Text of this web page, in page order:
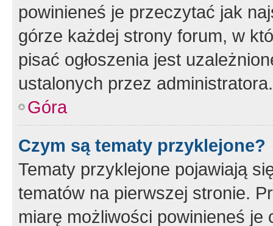
powinieneś je przeczytać jak
górze każdej strony forum, w
pisać ogłoszenia jest
ustalonych przez administratora.
Góra
Czym są tematy przyklejone?
Tematy przyklejone pojawiają
tematów na pierwszej stronie.
miarę możliwości powinieneś je